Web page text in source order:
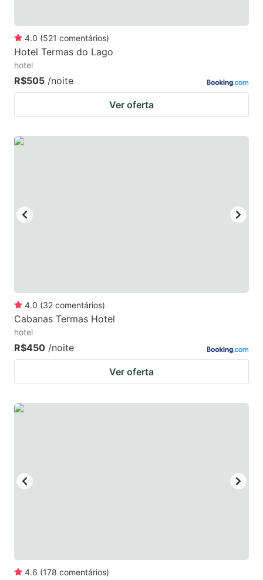
4.0 (521 comentários)
Hotel Termas do Lago
hotel
R$505 /noite
Ver oferta
4.0 (32 comentários)
Cabanas Termas Hotel
hotel
R$450 /noite
Ver oferta
4.6 (178 comentários)